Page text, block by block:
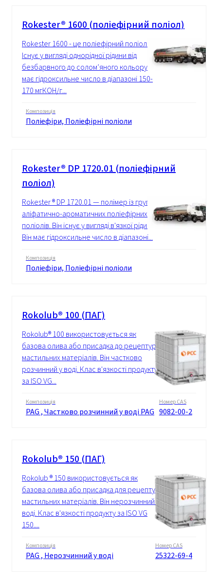
Rokester® 1600 (поліефірний поліол)
Rokester 1600 - це поліефірний поліол.
Існує у вигляді однорідної рідини від
безбарвного до солом’яного кольору. Він
має гідроксильне число в діапазоні 150-
170 мгКОН/г...
Композиція
Поліефіри, Поліефірні поліоли
Rokester® DP 1720.01 (поліефірний
поліол)
Rokester ® DP 1720.01 — полімер із групи
аліфатично-ароматичних поліефірних
поліолів. Він існує у вигляді в'язкої рідини.
Він має гідроксильне число в діапазоні...
Композиція
Поліефіри, Поліефірні поліоли
Rokolub® 100 (ПАГ)
Rokolub® 100 використовується як
базова олива або присадка до рецептур
мастильних матеріалів. Він частково
розчинний у воді. Клас в'язкості продукту
за ISO VG...
Композиція
PAG , Частково розчинний у воді PAG
Номер CAS
9082-00-2
Rokolub® 150 (ПАГ)
Rokolub ® 150 використовується як
базова олива або присадка для рецептур
мастильних матеріалів. Він нерозчинний у
воді. Клас в'язкості продукту за ISO VG
150....
Композиція
PAG , Нерозчинний у воді
Номер CAS
25322-69-4